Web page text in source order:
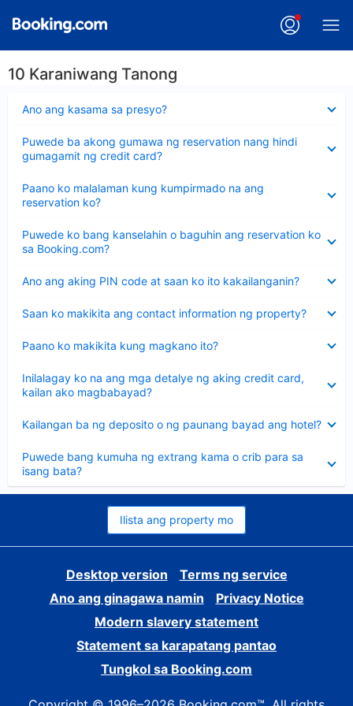
10 Karaniwang Tanong
Ano ang kasama sa presyo?
ang
Puwede ba akong gumawa ng reservation nang hindi
gumagamit ng credit card?
ang
sagot
Paano ko malalaman kung kumpirmado na ang
reservation ko?
ang
sagot
Puwede ko bang kanselahin o baguhin ang reservation ko
sa Booking.com?
ang
sagot
Ano ang aking PIN code at saan ko ito kakailanganin?
ang
Saan ko makikita ang contact information ng property?
ang
Paano ko makikita kung magkano ito?
ang
Inilalagay ko na ang mga detalye ng aking credit card,
kailan ako magbabayad?
ang
sagot
Kailangan ba ng deposito o ng paunang bayad ang hotel?
ang
Puwede bang kumuha ng extrang kama o crib para sa
isang bata?
ang
sagot
Ilista ang property mo
Desktop version
Terms ng service
Ano ang ginagawa namin
Privacy Notice
Modern slavery statement
Statement sa karapatang pantao
Tungkol sa Booking.com